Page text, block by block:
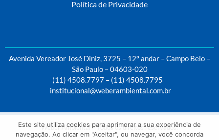
Política de Privacidade
Avenida Vereador José Diniz, 3725 – 12º andar – Campo Belo –
São Paulo – 04603-020
(11) 4508.7797– (11) 4508.7795
institucional@weberambiental.com.br
Weber Ambiental – Todos os direitos reservados.
Este site utiliza cookies para aprimorar a sua experiência de
navegação. Ao clicar em "Aceitar", ou navegar, você concorda